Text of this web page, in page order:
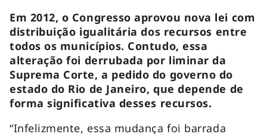
Em 2012, o Congresso aprovou nova lei com
distribuição igualitária dos recursos entre
todos os municípios. Contudo, essa
alteração foi derrubada por liminar da
Suprema Corte, a pedido do governo do
estado do Rio de Janeiro, que depende de
forma significativa desses recursos.
“Infelizmente, essa mudança foi barrada